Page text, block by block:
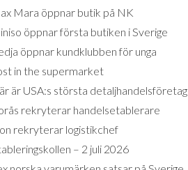
Mara öppnar butik på NK
öppnar första butiken i Sverige
öppnar kundklubben för unga
in the supermarket
är USA:s största detaljhandelsföretag
rekryterar handelsetablerare
rekryterar logistikchef
– 2 juli 2026